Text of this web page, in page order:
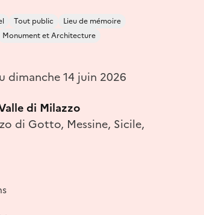
Tout public
Lieu de mémoire
Monument et Architecture
dimanche 14 juin 2026
di Milazzo
di Gotto, Messine, Sicile,